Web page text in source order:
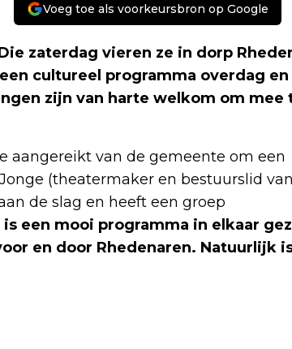
Voeg toe als voorkeursbron op Google
zaterdag vieren ze in dorp
cultureel programma overdag en
zijn van harte welkom om mee
aangereikt van de gemeente om een
(theatermaker en bestuurslid van
de slag en heeft een groep
is een mooi programma in elkaar
en door Rhedenaren. Natuurlijk